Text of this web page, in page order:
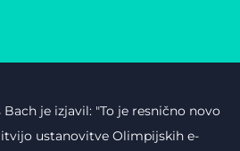
je izjavil: "To je resnično novo
ustanovitve Olimpijskih e-